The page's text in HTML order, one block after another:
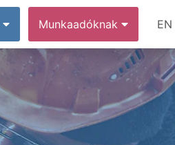
Munkaadóknak EN